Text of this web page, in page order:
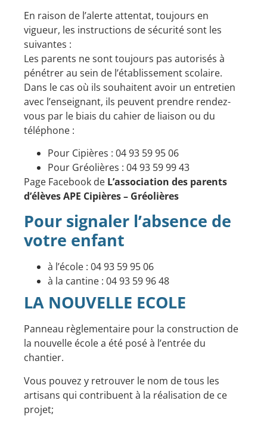
En raison de l’alerte attentat, toujours en
vigueur, les instructions de sécurité sont les
suivantes :
Les parents ne sont toujours pas autorisés à
pénétrer au sein de l’établissement scolaire.
Dans le cas où ils souhaitent avoir un entretien
avec l’enseignant, ils peuvent prendre rendez-
vous par le biais du cahier de liaison ou du
téléphone :
Pour Cipières : 04 93 59 95 06
Pour Gréolières : 04 93 59 99 43
Page Facebook de L’association des parents
d’élèves APE Cipières – Gréolières
Pour signaler l’absence de
votre enfant
à l’école : 04 93 59 95 06
à la cantine : 04 93 59 96 48
LA NOUVELLE ECOLE
Panneau règlementaire pour la construction de
la nouvelle école a été posé à l’entrée du
chantier.
Vous pouvez y retrouver le nom de tous les
artisans qui contribuent à la réalisation de ce
projet;